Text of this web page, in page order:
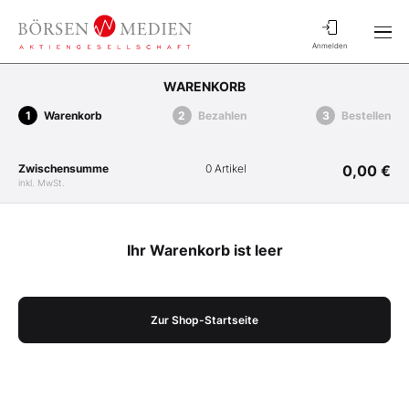
Anmelden
WARENKORB
Warenkorb Bezahlen Bestellen
Zwischensumme
inkl. MwSt.
0 Artikel 0,00 €
Ihr Warenkorb ist leer
Zur Shop-Startseite